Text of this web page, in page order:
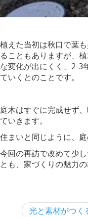
植えた当初は秋口で葉
ることもありますが、
な変化が出にくく、2-3
ていくとのことです。
庭木はすぐに完成せず
ていきます。
住まいと同じように、
今回の再訪で改めて少
とも、家づくりの魅力
光と素材がつく